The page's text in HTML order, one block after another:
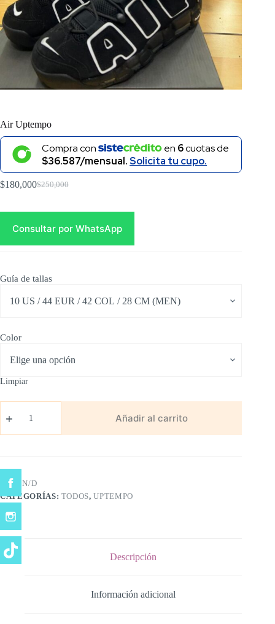
Air Uptempo
Compra con en 6cuotas de
$36.587/mensual.Solicita tu cupo.
$250,000
Original
was:
$180,000Current
is:
Consultar por WhatsApp
Guía de tallas
Color
Limpiar
Uptempo
Añadir al carrito
SKU:N/D
CATEGORÍAS: TODOS,UPTEMPO
Descripción
Información adicional